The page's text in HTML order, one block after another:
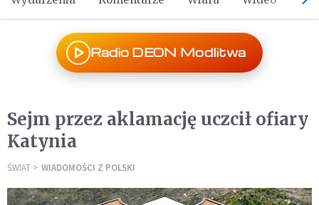
Radio DEON Modlitwa
Sejm przez aklamację uczcił ofiary
Katynia
ŚWIAT WIADOMOŚCI Z POLSKI